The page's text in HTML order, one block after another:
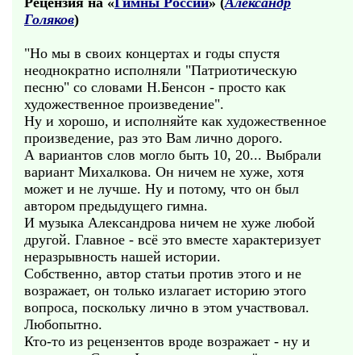
Голяков)
"Но мы в своих концертах и годы спустя
неоднократно исполняли "Патриотическую
песню" со словами Н.Бенсон - просто как
художественное произведение".
Ну и хорошо, и исполняйте как художественное
произведение, раз это Вам лично дорого.
А вариантов слов могло быть 10, 20... Выбрали
вариант Михалкова. Он ничем не хуже, хотя
может и не лучше. Ну и потому, что он был
автором предыдущего гимна.
И музыка Александрова ничем не хуже любой
другой. Главное - всё это вместе характеризует
неразрывность нашей истории.
Собственно, автор статьи против этого и не
возражает, он только излагает историю этого
вопроса, поскольку лично в этом участвовал.
Любопытно.
Кто-то из рецензентов вроде возражает - ну и